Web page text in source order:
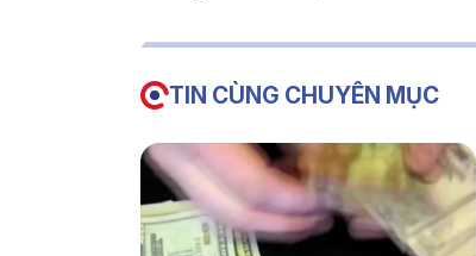
TIN CÙNG CHUYÊN MỤC